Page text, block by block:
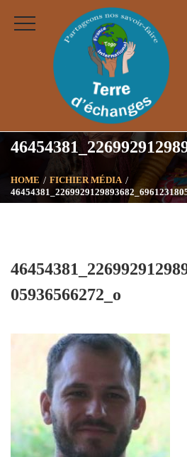
HOME
FICHIER MÉDIA
05936566272_o